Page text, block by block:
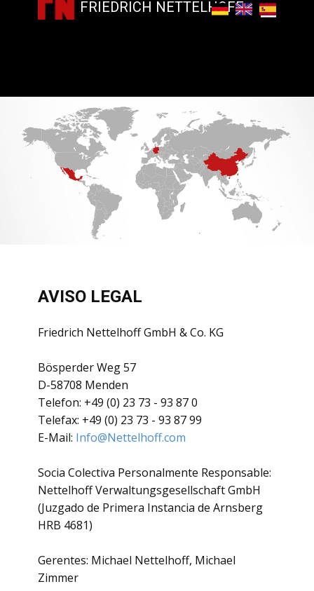
FRIEDRICH NETTELHOFF
​AVISO LEGAL
Friedrich Nettelhoff GmbH & Co. KG
Bösperder Weg 57
D-58708 Menden
Telefon: +49 (0) 23 73 - 93 87 0
Telefax: +49 (0) 23 73 - 93 87 99
E-Mail: Info@Nettelhoff.com
​Socia Colectiva Personalmente Responsable:
Nettelhoff Verwaltungsgesellschaft GmbH
(Juzgado de Primera Instancia de Arnsberg
HRB 4681)
​Gerentes: Michael Nettelhoff, Michael
Zimmer